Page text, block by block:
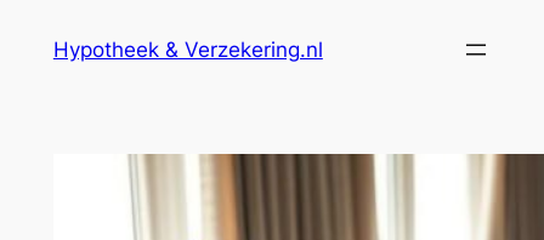
Hypotheek & Verzekering.nl